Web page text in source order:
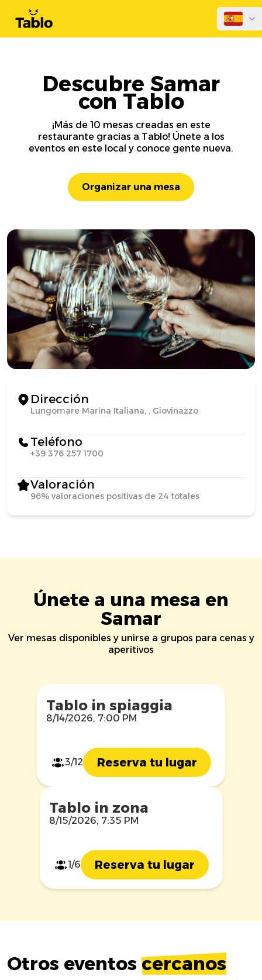
Descubre Samar
con Tablo
¡Más de 10 mesas creadas en este
restaurante gracias a Tablo! Únete a los
eventos en este local y conoce gente nueva.
Organizar una mesa
Dirección
Lungomare Marina Italiana, , Giovinazzo
Teléfono
+39 376 257 1700
Valoración
96% valoraciones positivas de 24 totales
Únete a una mesa en
Samar
Ver mesas disponibles y unirse a grupos para cenas y
aperitivos
Tablo in spiaggia
8/14/2026, 7:00 PM
3/12 Reserva tu lugar
Tablo in zona
8/15/2026, 7:35 PM
1/6 Reserva tu lugar
Otros eventos cercanos